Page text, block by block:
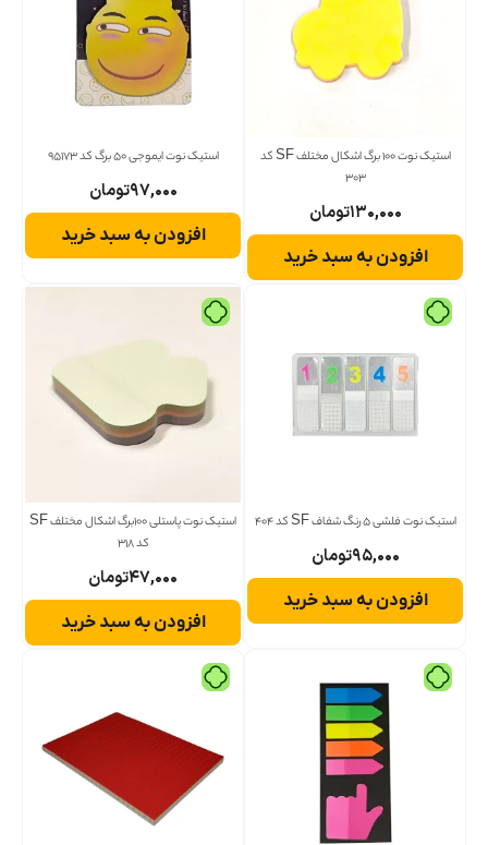
استیک نوت 100 برگ اشکال مختلف SF کد
۱۳۰,۰۰۰تومان
افزودن به سبد خرید
استیک نوت ایموجی 50 برگ کد 95173
۹۷,۰۰۰تومان
افزودن به سبد خرید
استیک نوت فلشی 5 رنگ شفاف SF کد 404
۹۵,۰۰۰تومان
افزودن به سبد خرید
استیک نوت پاستلی 100برگ اشکال مختلف SF
۴۷,۰۰۰تومان
افزودن به سبد خرید